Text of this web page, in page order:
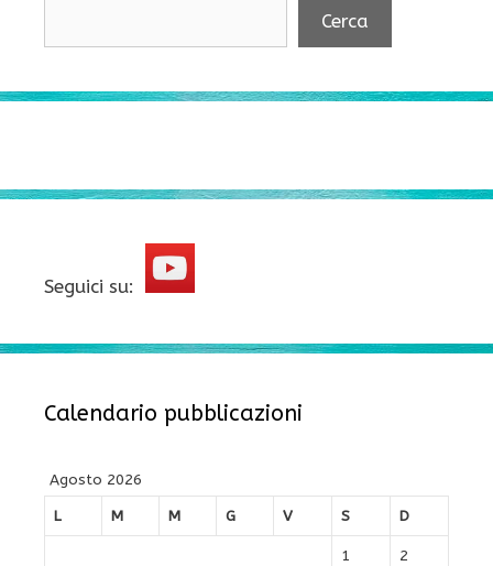
Cerca
Seguici su:
Calendario pubblicazioni
Agosto 2026
L
M M G V S D
1 2